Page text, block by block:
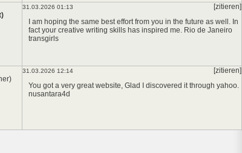
31.03.2026 01:13
[zitieren]
I am hoping the same best effort from you in the future as well. In
fact your creative writing skills has inspired me. Rio de Janeiro
transgirls
31.03.2026 12:14
[zitieren]
You got a very great website, Glad I discovered it through yahoo.
nusantara4d